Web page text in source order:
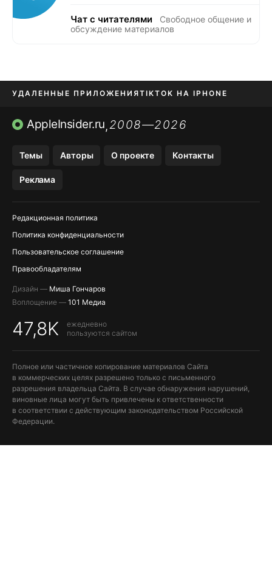
Чат с читателями
Свободное общение и
обсуждение материалов
УДАЛЕННЫЕ ПРИЛОЖЕНИЯTIKTOK НА IPHONE
ПРИЛОЖЕНИЯ БЕЗ APP STORE
AppleInsider.ru,2008—2026
Темы Авторы О проекте Контакты
Реклама
Редакционная политика
Политика конфиденциальности
Пользовательское соглашение
Правообладателям
Дизайн — Миша Гончаров
Воплощение — 101 Медиа
47,8K
ежедневно
пользуются сайтом
Полное или частичное копирование материалов Сайта
в коммерческих целях разрешено только с письменного
разрешения владельца Сайта. В случае обнаружения нарушений,
виновные лица могут быть привлечены к ответственности
в соответствии с действующим законодательством Российской
Федерации.